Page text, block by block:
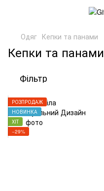
Одяг Кепки та панами
Кепки та
Фільтр
РОЗПРОДАЖ
НОВИНКА
ХІТ
−29%